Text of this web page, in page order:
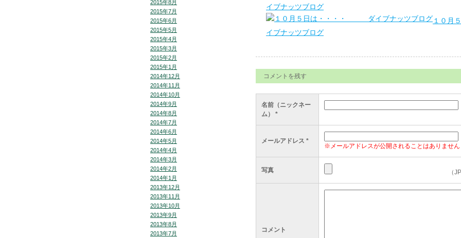
2015年8月
2015年7月
2015年6月
2015年5月
2015年4月
2015年3月
2015年2月
2015年1月
2014年12月
2014年11月
2014年10月
2014年9月
2014年8月
2014年7月
2014年6月
2014年5月
2014年4月
2014年3月
2014年2月
2014年1月
2013年12月
2013年11月
2013年10月
2013年9月
2013年8月
2013年7月
イブナッツブログ
１０
イブナッツブログ
コメントを残す
名前（ニックネー
ム）
*
メールアドレス *
※メールアドレスが公開されることはありません
写真 （
コメント